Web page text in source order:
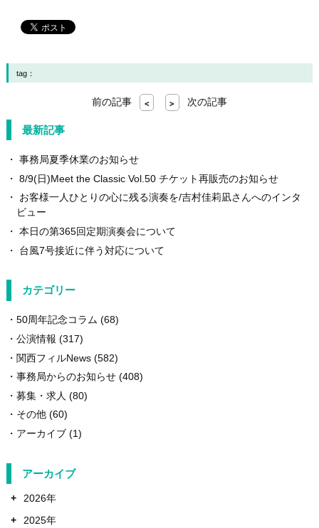
tag：
前の記事 < > 次の記事
最新記事
事務局夏季休業のお知らせ
8/9(日)Meet the Classic Vol.50 チケット再販売のお知らせ
お客様一人ひとりの心に残る演奏を/吉村佳莉凪さんへのインタ
ビュー
本日の第365回定期演奏会について
台風7号接近に伴う対応について
カテゴリー
50周年記念コラム (68)
公演情報 (317)
関西フィルNews(582)
事務局からのお知らせ(408)
募集・求人 (80)
その他(60)
アーカイブ(1)
アーカイブ
+
2026年
+
2025年